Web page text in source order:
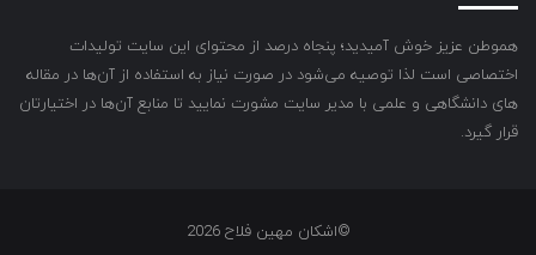
هموطن عزیز خوش آمیدید؛ پنجاه درصد از محتوای این سایت تولیدات
اختصاصی است لذا توصیه می‌شود در صورت نیاز به استفاده از آن‌ها در مقاله
های دانشگاهی و علمی با مدیر سایت مشورت نمایید تا منابع آن‌ها در اختیارتان
قرار گیرد.
©اشکان مهین فلاح 2026